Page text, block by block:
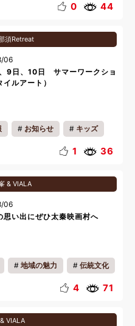
0 44
須Retreat
06
9日、10日 サマーワークショ
イルアート）
お知らせ キッズ
1 36
& VIALA
06
思い出にぜひ太秦映画村へ
地域の魅力 伝統文化
4 71
VIALA